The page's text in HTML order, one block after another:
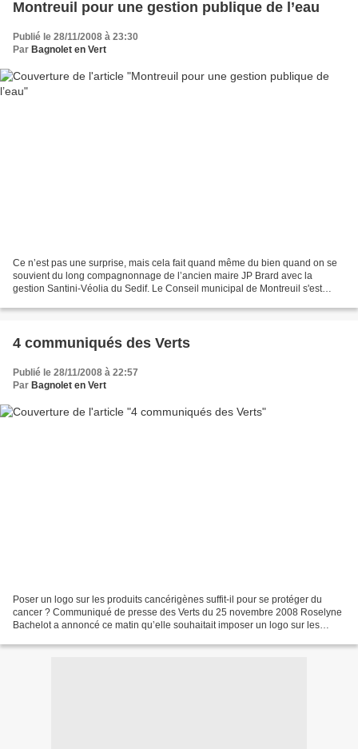
Montreuil pour une gestion publique de l’eau
Publié le 28/11/2008 à 23:30
Par Bagnolet en Vert
Ce n’est pas une surprise, mais cela fait quand même du bien quand on se
souvient du long compagnonnage de l’ancien maire JP Brard avec la
gestion Santini-Véolia du Sedif. Le Conseil municipal de Montreuil s'est
4 communiqués des Verts
Publié le 28/11/2008 à 22:57
Par Bagnolet en Vert
Poser un logo sur les produits cancérigènes suffit-il pour se protéger du
cancer ? Communiqué de presse des Verts du 25 novembre 2008 Roselyne
Bachelot a annoncé ce matin qu’elle souhaitait imposer un logo sur les